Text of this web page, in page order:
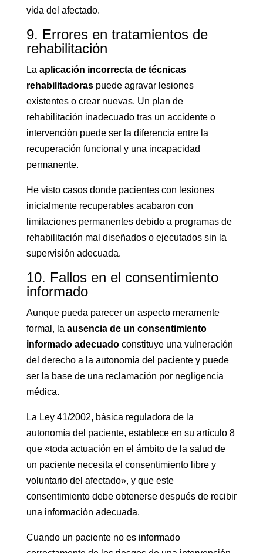
vida del afectado.
9. Errores en tratamientos de
rehabilitación
La aplicación incorrecta de técnicas
rehabilitadoraspuede agravar lesiones
existentes o crear nuevas. Un plan de
rehabilitación inadecuado tras un accidente o
intervención puede ser la diferencia entre la
recuperación funcional y una incapacidad
permanente.
He visto casos donde pacientes con lesiones
inicialmente recuperables acabaron con
limitaciones permanentes debido a programas de
rehabilitación mal diseñados o ejecutados sin la
supervisión adecuada.
10. Fallos en el consentimiento
informado
Aunque pueda parecer un aspecto meramente
formal, la ausencia de un consentimiento
informado adecuadoconstituye una vulneración
del derecho a la autonomía del paciente y puede
ser la base de una reclamación por negligencia
médica.
La Ley 41/2002, básica reguladora de la
autonomía del paciente, establece en su artículo 8
que «toda actuación en el ámbito de la salud de
un paciente necesita el consentimiento libre y
voluntario del afectado», y que este
consentimiento debe obtenerse después de recibir
una información adecuada.
Cuando un paciente no es informado